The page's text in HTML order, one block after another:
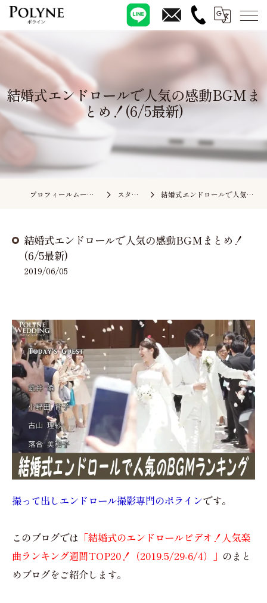
結婚式エンドロールで人気の感動BGMま
とめ！(6/5最新)
プロフィールムービーの依頼ならポライン スタッフブログ 結婚式エンドロールで人気の感動BGMまとめ！(6/5最新)
結婚式エンドロールで人気の感動BGMまとめ！
(6/5最新)
2019/06/05
撮って出しエンドロール撮影専門のポラインです。
このブログでは 「結婚式のエンドロールビデオ！人気楽
曲ランキング週間TOP20！（2019.5/29-6/4）」 のまと
めブログをご紹介します。